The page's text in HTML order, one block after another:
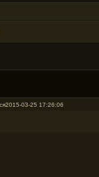
2015-03-25 17:26:06